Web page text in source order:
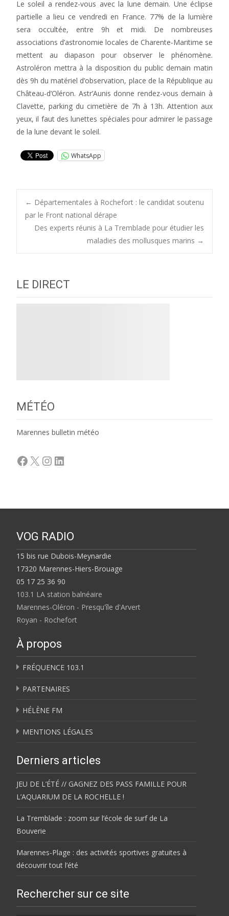
Le soleil a rendez-vous avec la lune demain. Une éclipse
partielle a lieu ce vendredi en France. 77% de la lumière
sera occultée, entre 9h et midi. De nombreuses
associations d’astronomie locales de Charente-Maritime se
mettent au diapason pour observer le phénomène.
Astroléron mettra à la disposition du public demain matin
dès 9h du matériel d’observation, place de la République au
Château-d’Oléron. Astr’Aunis donne rendez-vous demain à
Clavette, parking du cimetière de 7h à 13h. Attention aux
yeux, il faut des lunettes spéciales pour admirer le passage
de la lune devant le soleil.
WhatsApp
Post
navigation
← Départementales à Rochefort : le candidat soutenu
par le Front national dérape
Des experts réunis à La Tremblade pour étudier les
maladies des mollusques marins →
LE DIRECT
MÉTÉO
Marennes bulletin météo
Facebook
X Instagram
LinkedIn
VOG RADIO
15 bis rue Dubois-Meynardie
17320 Marennes-Hiers-Brouage
05 17 25 36 90
103.1 LA station balnéaire
Marennes-Oléron - Presqu'île d'Arvert
Royan - Rochefort
À propos
FRÉQUENCE 103.1
PARTENAIRES
HÉLÈNE FM
MENTIONS LÉGALES
Derniers articles
JEU DE L’ÉTÉ // GAGNEZ DES PASS FAMILLE POUR
L’AQUARIUM DE LA ROCHELLE !
La Tremblade : zoom sur l’école de surf de La
Bouverie
Marennes-Plage : des activités sportives gratuites à
découvrir tout l’été
Rechercher sur ce site